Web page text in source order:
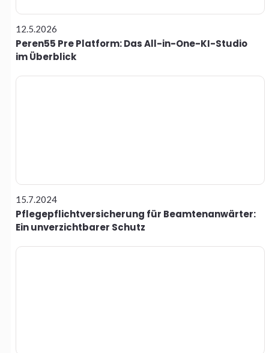
12.5.2026
Peren55 Pre Platform: Das All-in-One-KI-Studio
im Überblick
15.7.2024
Pflegepflichtversicherung für Beamtenanwärter:
Ein unverzichtbarer Schutz